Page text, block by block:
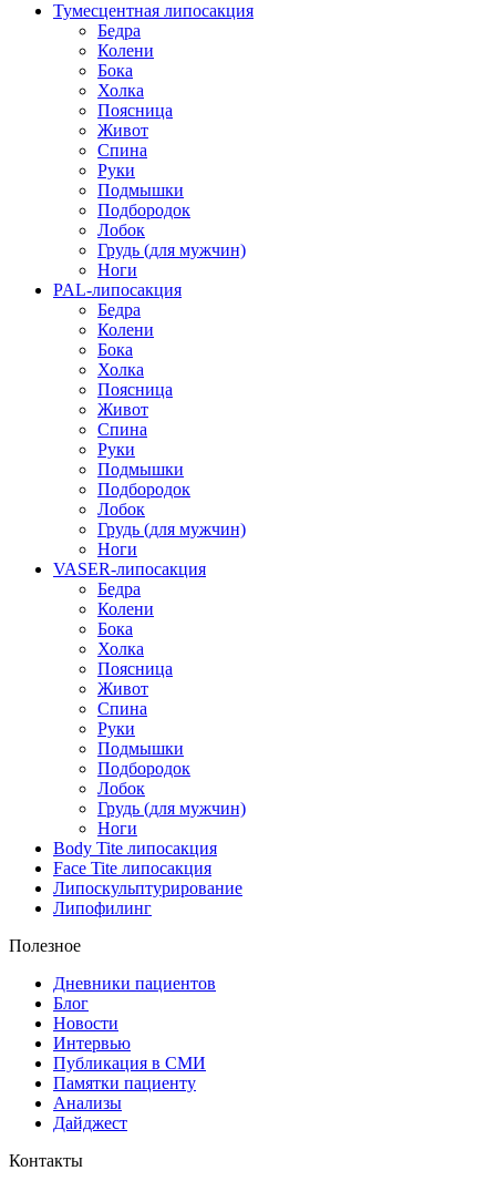
Тумесцентная липосакция
Бедра
Колени
Бока
Холка
Поясница
Живот
Спина
Руки
Подмышки
Подбородок
Лобок
Грудь (для мужчин)
Ноги
PAL-липосакция
Бедра
Колени
Бока
Холка
Поясница
Живот
Спина
Руки
Подмышки
Подбородок
Лобок
Грудь (для мужчин)
Ноги
VASER-липосакция
Бедра
Колени
Бока
Холка
Поясница
Живот
Спина
Руки
Подмышки
Подбородок
Лобок
Грудь (для мужчин)
Ноги
Body Tite липосакция
Face Tite липосакция
Липоскульптурирование
Липофилинг
Полезное
Дневники пациентов
Блог
Новости
Интервью
Публикация в СМИ
Памятки пациенту
Анализы
Дайджест
Контакты